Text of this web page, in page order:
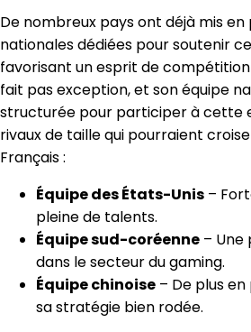
De nombreux pays ont déjà mis
nationales dédiées pour soutenir
favorisant un esprit de
fait pas exception, et son équipe
structurée pour participer à cette
rivaux de taille qui pourraient
Français :
Équipe des États-Unis –
pleine de talents.
Équipe sud-coréenne – Une
dans le secteur du gaming.
Équipe chinoise – De plus
sa stratégie bien rodée.